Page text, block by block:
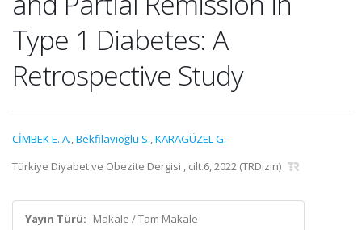
Type 1 Diabetes: A
Retrospective Study
CİMBEK E. A.,Bekfilavioğlu S.,KARAGÜZEL G.
Türkiye Diyabet ve Obezite Dergisi , cilt.6, 2022 (TRDizin)
Yayın Türü: Makale / Tam Makale